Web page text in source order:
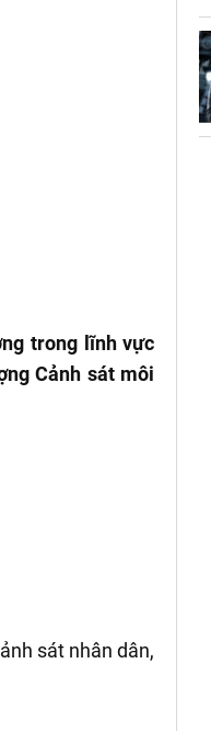
trong lĩnh vực
Cảnh sát môi
sát nhân dân,